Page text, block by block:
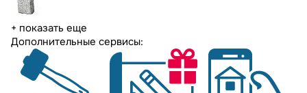
+ показать еще
Дополнительные сервисы: